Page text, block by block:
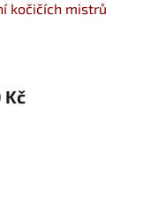
kočičích mistrů
Kč